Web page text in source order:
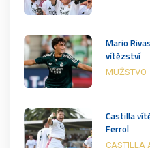
Mario
vítězství
MUŽSTVO
Castilla
Ferrol
CASTILLA